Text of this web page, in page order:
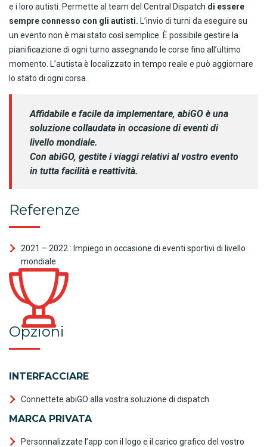
e i loro autisti. Permette al team del Central Dispatch di essere
sempre connesso con gli autisti. L’invio di turni da eseguire su
un evento non è mai stato così semplice. È possibile gestire la
pianificazione di ogni turno assegnando le corse fino all’ultimo
momento. L’autista è localizzato in tempo reale e può aggiornare
lo stato di ogni corsa.
Affidabile e facile da implementare, abiGO è una
soluzione collaudata in occasione di eventi di
livello mondiale.
Con abiGO, gestite i viaggi relativi al vostro evento
in tutta facilità e reattività.
Referenze
2021 – 2022 : Impiego in occasione di eventi sportivi di livello
mondiale
Opzioni
INTERFACCIARE
Connettete abiGO alla vostra soluzione di dispatch
MARCA PRIVATA
Personnalizzate l’app con il logo e il carico grafico del vostro